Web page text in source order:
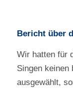
Bericht über
Wir hatten für
Singen keinen
ausgewählt,